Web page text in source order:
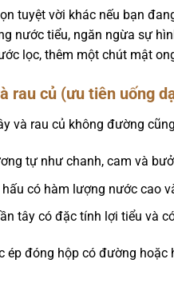
tuyệt vời khác nếu bạn
nước tiểu, ngăn ngừa sự
lọc, thêm một chút mật
rau củ (ưu tiên uống
và rau củ không đường
tự như chanh, cam và
hấu có hàm lượng nước cao
tây có đặc tính lợi tiểu và
ép đóng hộp có đường